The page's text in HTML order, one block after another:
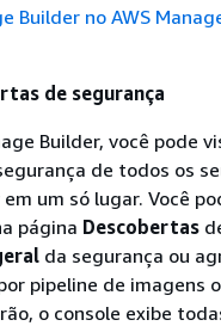
Builder no AWS
de segurança
Builder, você pode
de todos os
um só lugar. Você
página Descobertas
da segurança ou
pipeline de imagens
o console exibe